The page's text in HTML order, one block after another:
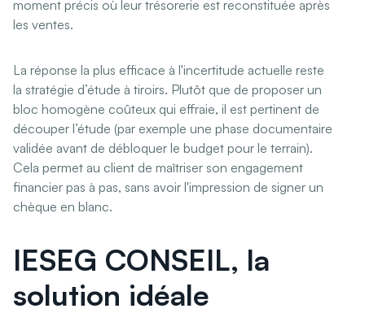
moment précis où leur trésorerie est reconstituée après
les ventes.
La réponse la plus efficace à l'incertitude actuelle reste
la stratégie d’étude à tiroirs. Plutôt que de proposer un
bloc homogène coûteux qui effraie, il est pertinent de
découper l’étude (par exemple une phase documentaire
validée avant de débloquer le budget pour le terrain).
Cela permet au client de maîtriser son engagement
financier pas à pas, sans avoir l'impression de signer un
chèque en blanc.
IESEG CONSEIL, la
solution idéale